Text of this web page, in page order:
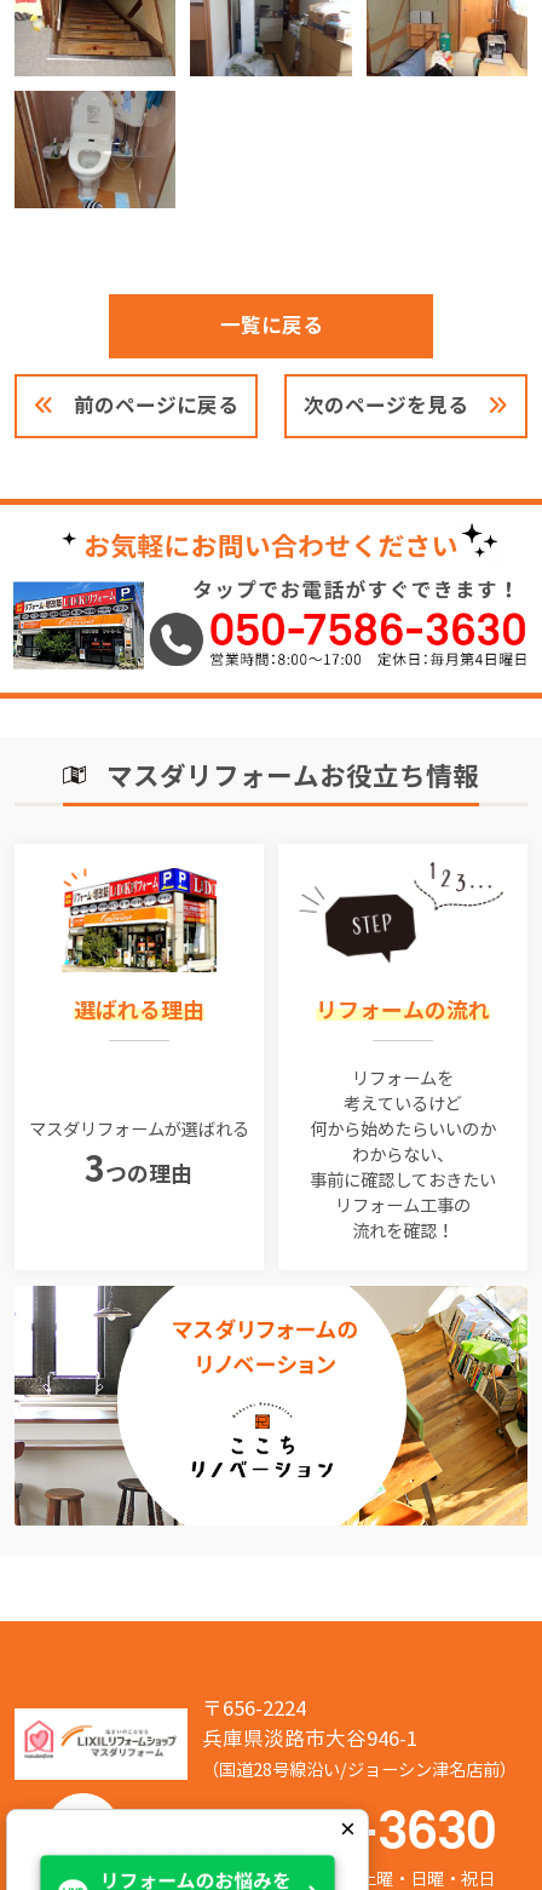
前のページに戻る
一覧に戻る
次のページを見る
マスダリフォームお役立ち情報
選ばれる理由
マスダリフォームが選ばれる
3つの理由
リフォームの流れ
リフォームを
考えているけど
何から始めたらいいのか
わからない、
事前に確認しておきたい
リフォーム工事の
流れを確認！
〒656-2224
兵庫県淡路市大谷946-1
（国道28号線沿い/ジョーシン津名店前）
050-7586-3630
営業時間:8:00～17:00 定休日:第2/第4土曜・日曜・祝日
×